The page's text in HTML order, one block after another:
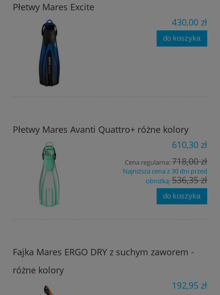
Płetwy Mares Excite
430,00 zł
do koszyka
Płetwy Mares Avanti Quattro+ różne kolory
610,30 zł
Cena regularna:718,00 zł
Najniższa cena z 30 dni przed
obniżką:536,35 zł
do koszyka
Fajka Mares ERGO DRY z suchym zaworem -
różne kolory
192,95 zł